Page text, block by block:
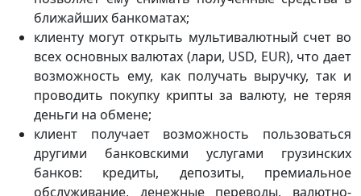
ближайших банкоматах;
клиенту могут открыть мультивалютный счет во
всех основных валютах (лари, USD, EUR), что дает
возможность ему, как получать выручку, так и
проводить покупку крипты за валюту, не теряя
деньги на обмене;
клиент получает возможность пользоваться
другими банковскими услугами грузинских
банков: кредиты, депозиты, премиальное
обслуживание, денежные переводы, валютно-